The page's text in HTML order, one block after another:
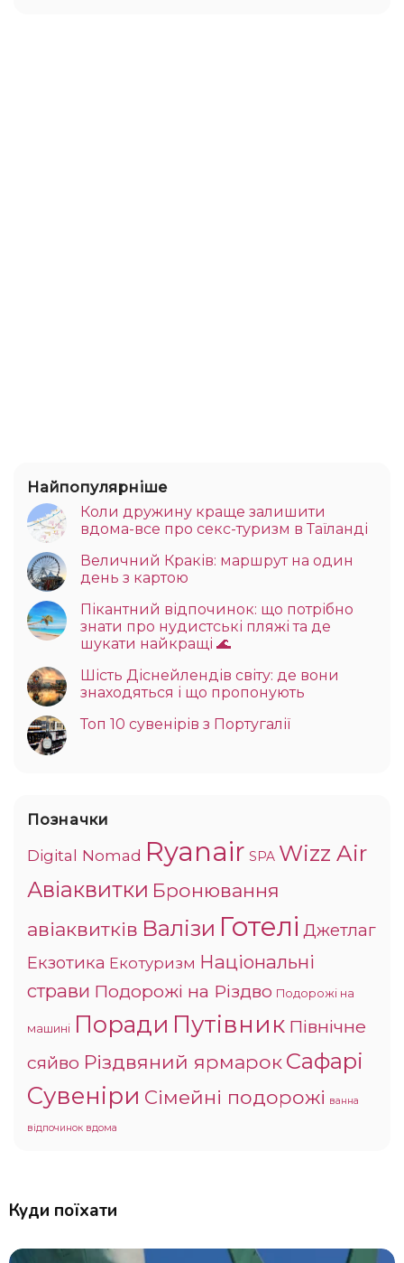
Найпопулярніше
Коли дружину краще залишити
вдома-все про секс-туризм в Таїланді
Величний Краків: маршрут на один
день з картою
Пікантний відпочинок: що потрібно
знати про нудистські пляжі та де
шукати найкращі 🌊
Шість Діснейлендів світу: де вони
знаходяться і що пропонують
Топ 10 сувенірів з Португалії
Позначки
Digital Nomad Ryanair SPA Wizz Air
Авіаквитки Бронювання
авіаквитків Валізи Готелі Джетлаг
Екзотика Екотуризм Національні
страви Подорожі на Різдво Подорожі на
машині Поради Путівник Північне
сяйво Різдвяний ярмарокСафарі
Сувеніри Сімейні подорожі ванна
відпочинок вдома
Куди поїхати